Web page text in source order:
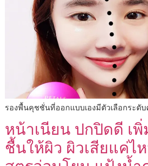
รองพื้นคุชชั่นที่ออกแบบเองมีตัวเลือกระ
หน้าเนียน ปกปิดดี เ
ชื้นให้ผิว ผิวเสียแค่ไ